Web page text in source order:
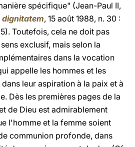
spécifique" (Jean-Paul II,
dignitatem, 15 août 1988, n. 30 :
Toutefois, cela ne doit pas
exclusif, mais selon la
dans la vocation
appelle les hommes et les
leur aspiration à la paix et à
Dès les premières pages de la
de Dieu est admirablement
l'homme et la femme soient
communion profonde, dans